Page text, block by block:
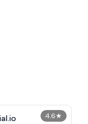
4.6★